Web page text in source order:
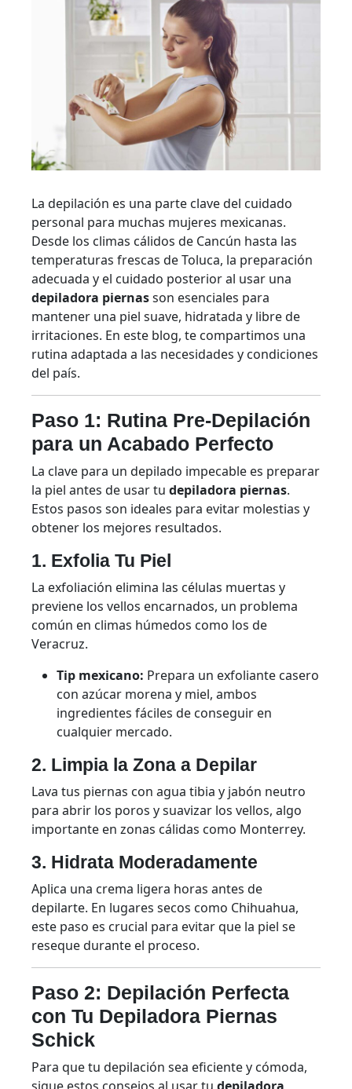
La depilación es una parte clave del cuidado
personal para muchas mujeres mexicanas.
Desde los climas cálidos de Cancún hasta las
temperaturas frescas de Toluca, la preparación
adecuada y el cuidado posterior al usar una
depiladora piernasson esenciales para
mantener una piel suave, hidratada y libre de
irritaciones. En este blog, te compartimos una
rutina adaptada a las necesidades y condiciones
del país.
Paso 1: Rutina Pre-Depilación
para un Acabado Perfecto
La clave para un depilado impecable es preparar
la piel antes de usar tu depiladora piernas.
Estos pasos son ideales para evitar molestias y
obtener los mejores resultados.
1. Exfolia Tu Piel
La exfoliación elimina las células muertas y
previene los vellos encarnados, un problema
común en climas húmedos como los de
Veracruz.
Tip mexicano: Prepara un exfoliante casero
con azúcar morena y miel, ambos
ingredientes fáciles de conseguir en
cualquier mercado.
2. Limpia la Zona a Depilar
Lava tus piernas con agua tibia y jabón neutro
para abrir los poros y suavizar los vellos, algo
importante en zonas cálidas como Monterrey.
3. Hidrata Moderadamente
Aplica una crema ligera horas antes de
depilarte. En lugares secos como Chihuahua,
este paso es crucial para evitar que la piel se
reseque durante el proceso.
Paso 2: Depilación Perfecta
con Tu Depiladora Piernas
Schick
Para que tu depilación sea eficiente y cómoda,